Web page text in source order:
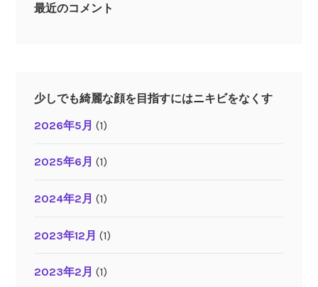
最近のコメント
少しでも綺麗な顔を目指すにはニキビをなくす
2026年5月 (1)
2025年6月 (1)
2024年2月 (1)
2023年12月 (1)
2023年2月 (1)